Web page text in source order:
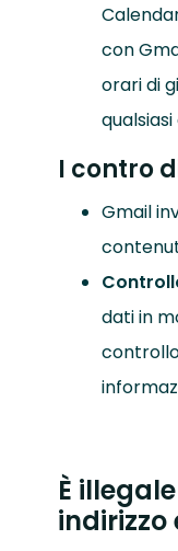
con
orari di
I contro
Gmail
dati in
È